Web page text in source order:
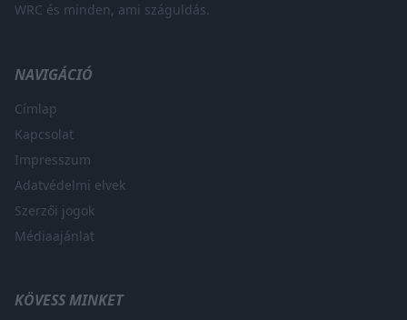
WRC és minden, ami száguldás.
NAVIGÁCIÓ
Címlap
Kapcsolat
Impresszum
Adatvédelmi elvek
Szerzői jogok
Médiaajánlat
KÖVESS MINKET